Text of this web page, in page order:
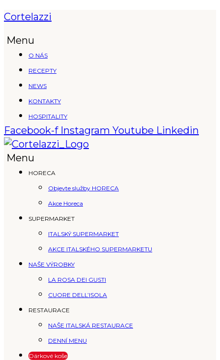
Cortelazzi
Menu
O NÁS
RECEPTY
NEWS
KONTAKTY
HOSPITALITY
Facebook-f Instagram Youtube Linkedin
Menu
HORECA
Objevte služby HORECA
Akce Horeca
SUPERMARKET
ITALSKÝ SUPERMARKET
AKCE ITALSKÉHO SUPERMARKETU
NAŠE VÝROBKY
LA ROSA DEI GUSTI
CUORE DELL’ISOLA
RESTAURACE
NAŠE ITALSKÁ RESTAURACE
DENNÍ MENU
Dárkové koše